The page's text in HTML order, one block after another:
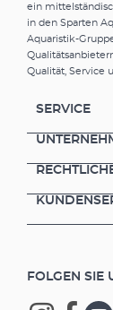
ein
in den Sparten
Aquaristik-
Qualität, Service
SERVICE
FOLGEN SIE